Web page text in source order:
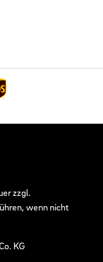
zzgl.
wenn nicht
KG